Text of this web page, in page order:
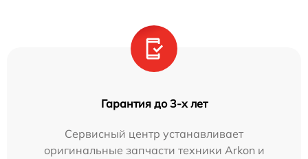
Гарантия до 3-х лет
Сервисный центр устанавливает
оригинальные запчасти техники Arkon и